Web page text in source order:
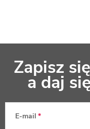
Zapisz
a daj
E-mail